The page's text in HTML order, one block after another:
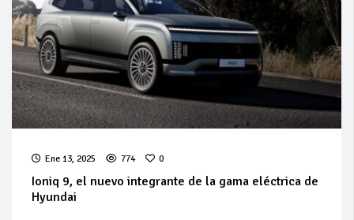
Ene 13, 2025 774 0
Ioniq 9, el nuevo integrante de la gama eléctrica de
Hyundai